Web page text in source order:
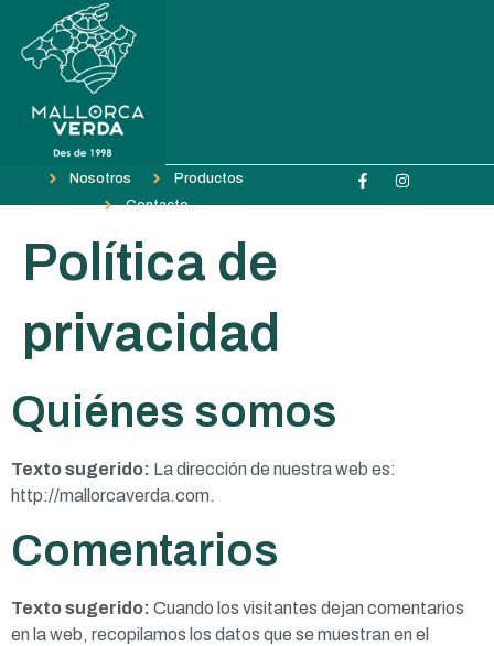
Nosotros
Productos
Contacto
Política de
privacidad
Quiénes somos
Texto sugerido: La dirección de nuestra web es:
http://mallorcaverda.com.
Comentarios
Texto sugerido: Cuando los visitantes dejan comentarios
en la web, recopilamos los datos que se muestran en el